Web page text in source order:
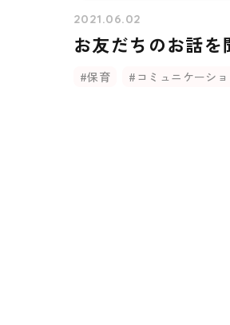
2021.06.02
お友だちのお話を
#保育 #コミュニケーシ